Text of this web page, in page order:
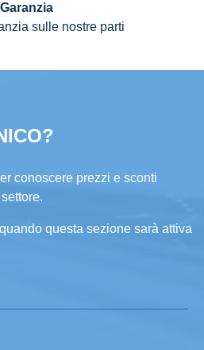
Garanzia
sulle nostre parti
conoscere prezzi e sconti
questa sezione sarà attiva